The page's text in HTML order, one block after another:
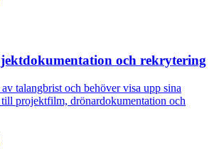
och rekrytering
talangbrist och behöver visa upp sina
projektfilm, drönardokumentation och